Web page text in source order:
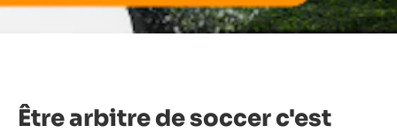
Être arbitre de soccer c'est